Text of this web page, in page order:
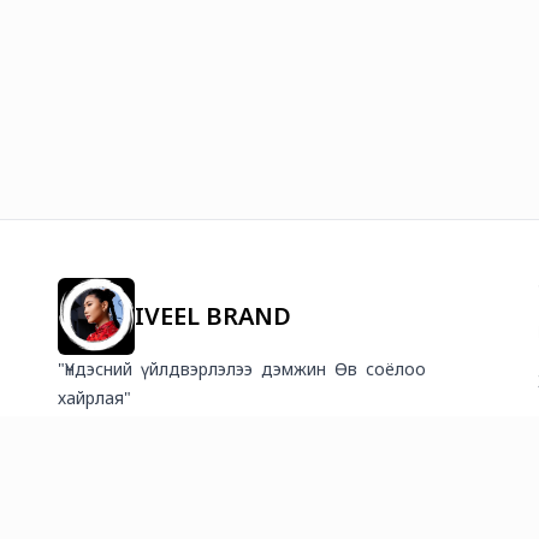
IVEEL BRAND
"Үндэсний үйлдвэрлэлээ дэмжин Өв соёлоо
хайрлая"